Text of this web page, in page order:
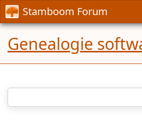
Stamboom Forum
Genealogie